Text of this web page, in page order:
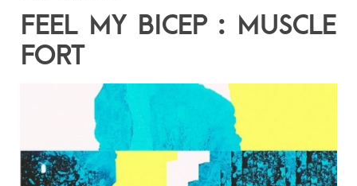
FEEL MY BICEP : MUSCLE
FORT